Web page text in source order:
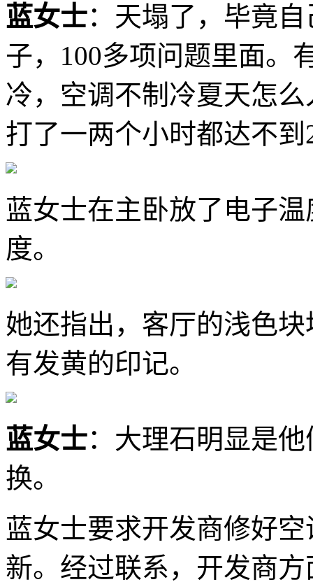
蓝女士：天塌了，毕竟
子，100多项问题里面。
冷，空调不制冷夏天怎
打了一两个小时都达不
蓝女士在主卧放了电子
度。
她还指出，客厅的浅色
有发黄的印记。
蓝女士：大理石明显是
换。
蓝女士要求开发商修好
新。经过联系，开发商